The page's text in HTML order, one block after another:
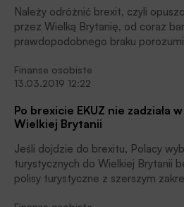
Należy odróżnić brexit, czyli
przez Wielką Brytanię, od coraz
prawdopodobnego braku
Brytanię (no-deal Brexit, twardy
Finanse osobiste
13.03.2019 12:22
Po brexicie EKUZ nie zadziała w
Wielkiej Brytanii
Jeśli dojdzie do brexitu, Polacy
turystycznych do Wielkiej Brytanii
polisy turystyczne z szerszym